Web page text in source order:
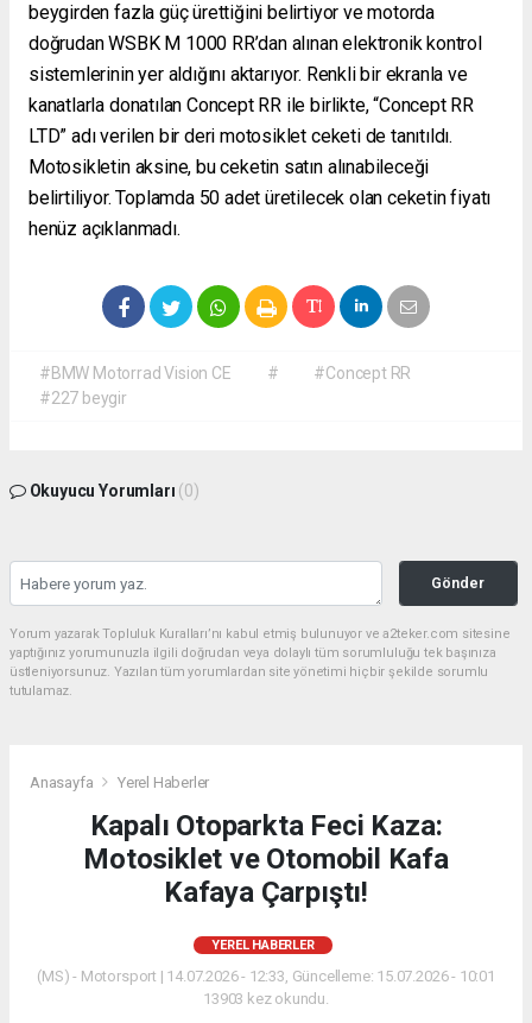
beygirden fazla güç ürettiğini belirtiyor ve motorda
doğrudan WSBK M 1000 RR’dan alınan elektronik kontrol
sistemlerinin yer aldığını aktarıyor. Renkli bir ekranla ve
kanatlarla donatılan Concept RR ile birlikte, “Concept RR
LTD” adı verilen bir deri motosiklet ceketi de tanıtıldı.
Motosikletin aksine, bu ceketin satın alınabileceği
belirtiliyor. Toplamda 50 adet üretilecek olan ceketin fiyatı
henüz açıklanmadı.
#BMW Motorrad Vision CE #
#Concept RR
#227 beygir
Okuyucu Yorumları (0)
Gönder
Yorum yazarak Topluluk Kuralları’nı kabul etmiş bulunuyor ve a2teker.com sitesine
yaptığınız yorumunuzla ilgili doğrudan veya dolaylı tüm sorumluluğu tek başınıza
üstleniyorsunuz. Yazılan tüm yorumlardan site yönetimi hiçbir şekilde sorumlu
tutulamaz.
Anasayfa Yerel Haberler
Kapalı Otoparkta Feci Kaza:
Motosiklet ve Otomobil Kafa
Kafaya Çarpıştı!
YEREL HABERLER
(MS) - Motorsport | 14.07.2026 - 12:33, Güncelleme: 15.07.2026 - 10:01
13903 kez okundu.